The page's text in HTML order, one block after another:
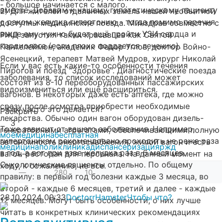
- большое начинается с малого.
вместе. Добавим к нашему гипотетическому пациенту
с раком желудка гипертонию - тогда помимо перечня
выше ему нужно будет ещё пройти УЗИ сердца и
кардиолога (если плохо поддается лечению).
Если у вас есть какие-то особенности течения
заболевания, то список исследований может
видоизмениться или ещё расшириться.
- Как часто это делается?
Тоже зависит от вашего заболевания. Например,
гипертоникам рекомендовано проходить не реже раза
в год, а вот при язве желудка раз в 6 месяцев.
Онкологические пациенты отдельно. По общему
правилу: в первый год болезни каждые 3 месяца, во
второй - каждые 6 месяцев, третий и далее - каждые
12 месяцев. Могут быть особенности, о них лучше
читать в конкретных клинических рекомендациях
2) Для жителей отдаленных земель нашей необъятной
доступны медицинские поезда. Минздрав совместно с
РЖД запустил таких красавцев как Святой
Пантелеймон, академик Федор Углов, доктор Войно-
Ясенецкий, терапевт Матвей Мудров, хирург Николай
Пирогов и поезд "Здоровье". Диагностические поезда
состоят из 8-10 переоборудованных пассажирских
вагонов. В некоторых даже есть аптека, где можно
сразу после осмотра приобрести необходимые
лекарства. Обычно один вагон оборудован дизель-
генераторными агрегатами, обеспечивающими полную
автономность энергоснабжения, жилой вагон и есть
вагон-ресторан для персонала. На данный момент на
ходу, к сожалению, не все.
Раскрыть
3
моёмедицинабесплатная
медицинаполиклиникадиспансеризацияржд
— 280 10
28.10.2024 09:33DoctorrHamsterЧтобы что?